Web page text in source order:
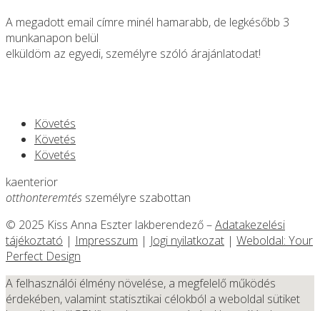
A megadott email címre minél hamarabb, de legkésőbb 3
munkanapon belül
elküldöm az egyedi, személyre szóló árajánlatodat!
Követés
Követés
Követés
kaenterior
otthonteremtés személyre szabottan
© 2025 Kiss Anna Eszter lakberendező –Adatakezelési
tájékoztató | Impresszum | Jogi nyilatkozat | Weboldal: Your
Perfect Design
A felhasználói élmény növelése, a megfelelő működés
érdekében, valamint statisztikai célokból a weboldal sütiket